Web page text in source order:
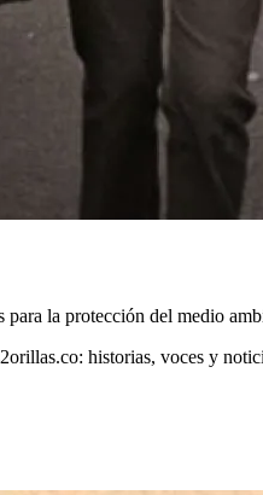
para la protección del medio
historias, voces y